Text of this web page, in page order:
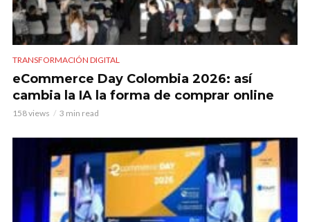
TRANSFORMACIÓN DIGITAL
eCommerce Day Colombia 2026: así
cambia la IA la forma de comprar online
158 views 3 min read